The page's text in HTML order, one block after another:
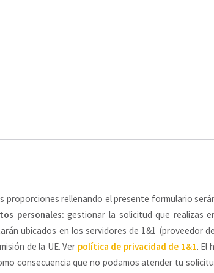
rellenando el presente formulario
personales: gestionar la solicitud que realizas
ubicados en los servidores de 1&1 (proveedor
de la UE. Ver política de privacidad de 1&1. El
consecuencia que no podamos atender tu